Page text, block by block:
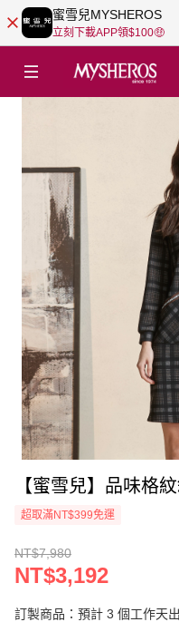
蜜雪兒MYSHEROS
立刻下載APP領$100🤑
【蜜雪兒】品味格
超取滿NT$399免運
NT$7,980
NT$3,192
訂製商品：預計 3 個工作天